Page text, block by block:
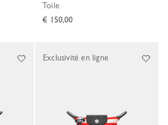
Toile
€ 150,00
Exclusivité en ligne